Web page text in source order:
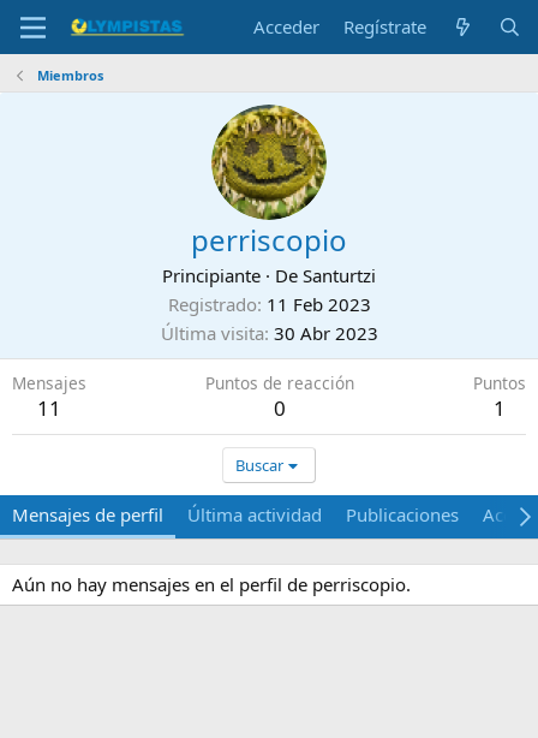
Acceder Regístrate
Miembros
perriscopio
Principiante · De Santurtzi
Registrado 11 Feb 2023
Última visita 30 Abr 2023
Mensajes
11
Puntos de reacción
0
Puntos
1
Buscar
Mensajes de perfil Última actividad Publicaciones Acerca
Aún no hay mensajes en el perfil de perriscopio.